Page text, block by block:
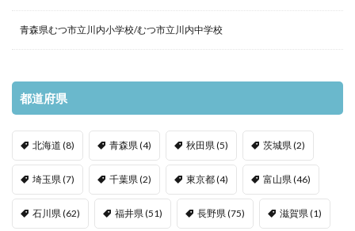
青森県むつ市立川内小学校/むつ市立川内中学校
都道府県
北海道 (8) 青森県 (4) 秋田県 (5) 茨城県 (2)
埼玉県 (7) 千葉県 (2) 東京都(4) 富山県 (46)
石川県 (62) 福井県 (51) 長野県 (75) 滋賀県 (1)